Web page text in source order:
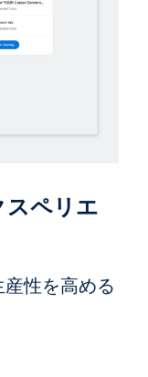
ペリエ
性を高める